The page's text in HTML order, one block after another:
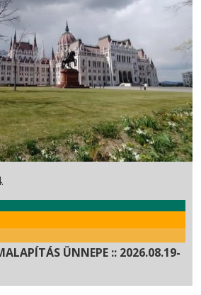
ÜNNEPE :: 2026.08.19-